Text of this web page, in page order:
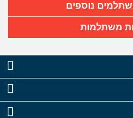
נוספים
משתלמות